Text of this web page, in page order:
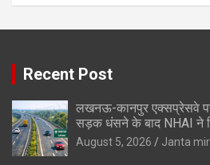
Recent Post
लखनऊ-कानपुर एक्सप्रेसवे पर
सड़क धंसने के बाद NHAI ने
August 5, 2026 Janta